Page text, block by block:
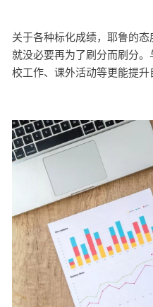
关于各种标化成绩，耶鲁的态
就没必要再为了刷分而刷分
校工作、课外活动等更能提升